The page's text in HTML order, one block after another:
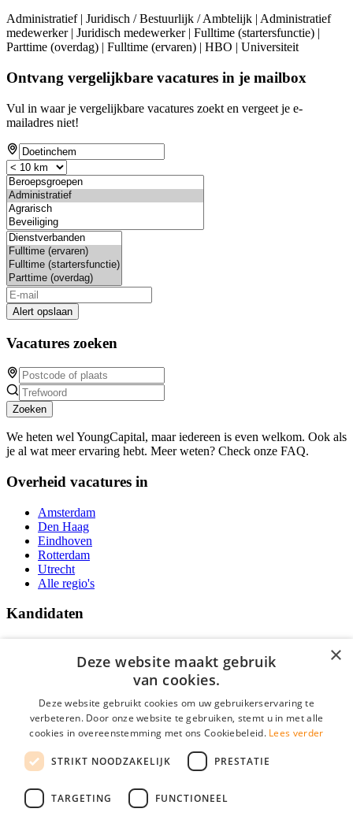
Administratief | Juridisch / Bestuurlijk / Ambtelijk | Administratief
medewerker | Juridisch medewerker | Fulltime (startersfunctie) |
Parttime (overdag) | Fulltime (ervaren) | HBO | Universiteit
Ontvang vergelijkbare vacatures in je mailbox
Vul in waar je vergelijkbare vacatures zoekt en vergeet je e-
mailadres niet!
Alert opslaan
Vacatures zoeken
Zoeken
We heten wel YoungCapital, maar iedereen is even welkom. Ook als
je al wat meer ervaring hebt. Meer weten? Check onze FAQ.
Overheid vacatures in
Amsterdam
Den Haag
Eindhoven
Rotterdam
Utrecht
Alle regio's
Kandidaten
Vacatures
Over Vacatures Overheid Online
YoungCapital IOS App
YoungCapital Android App
Social
×
Deze website maakt gebruik
van cookies.
Deze website gebruikt cookies om uw gebruikerservaring te
verbeteren. Door onze website te gebruiken, stemt u in met alle
cookies in overeenstemming met ons Cookiebeleid. Lees verder
STRIKT NOODZAKELIJK PRESTATIE
TARGETING FUNCTIONEEL